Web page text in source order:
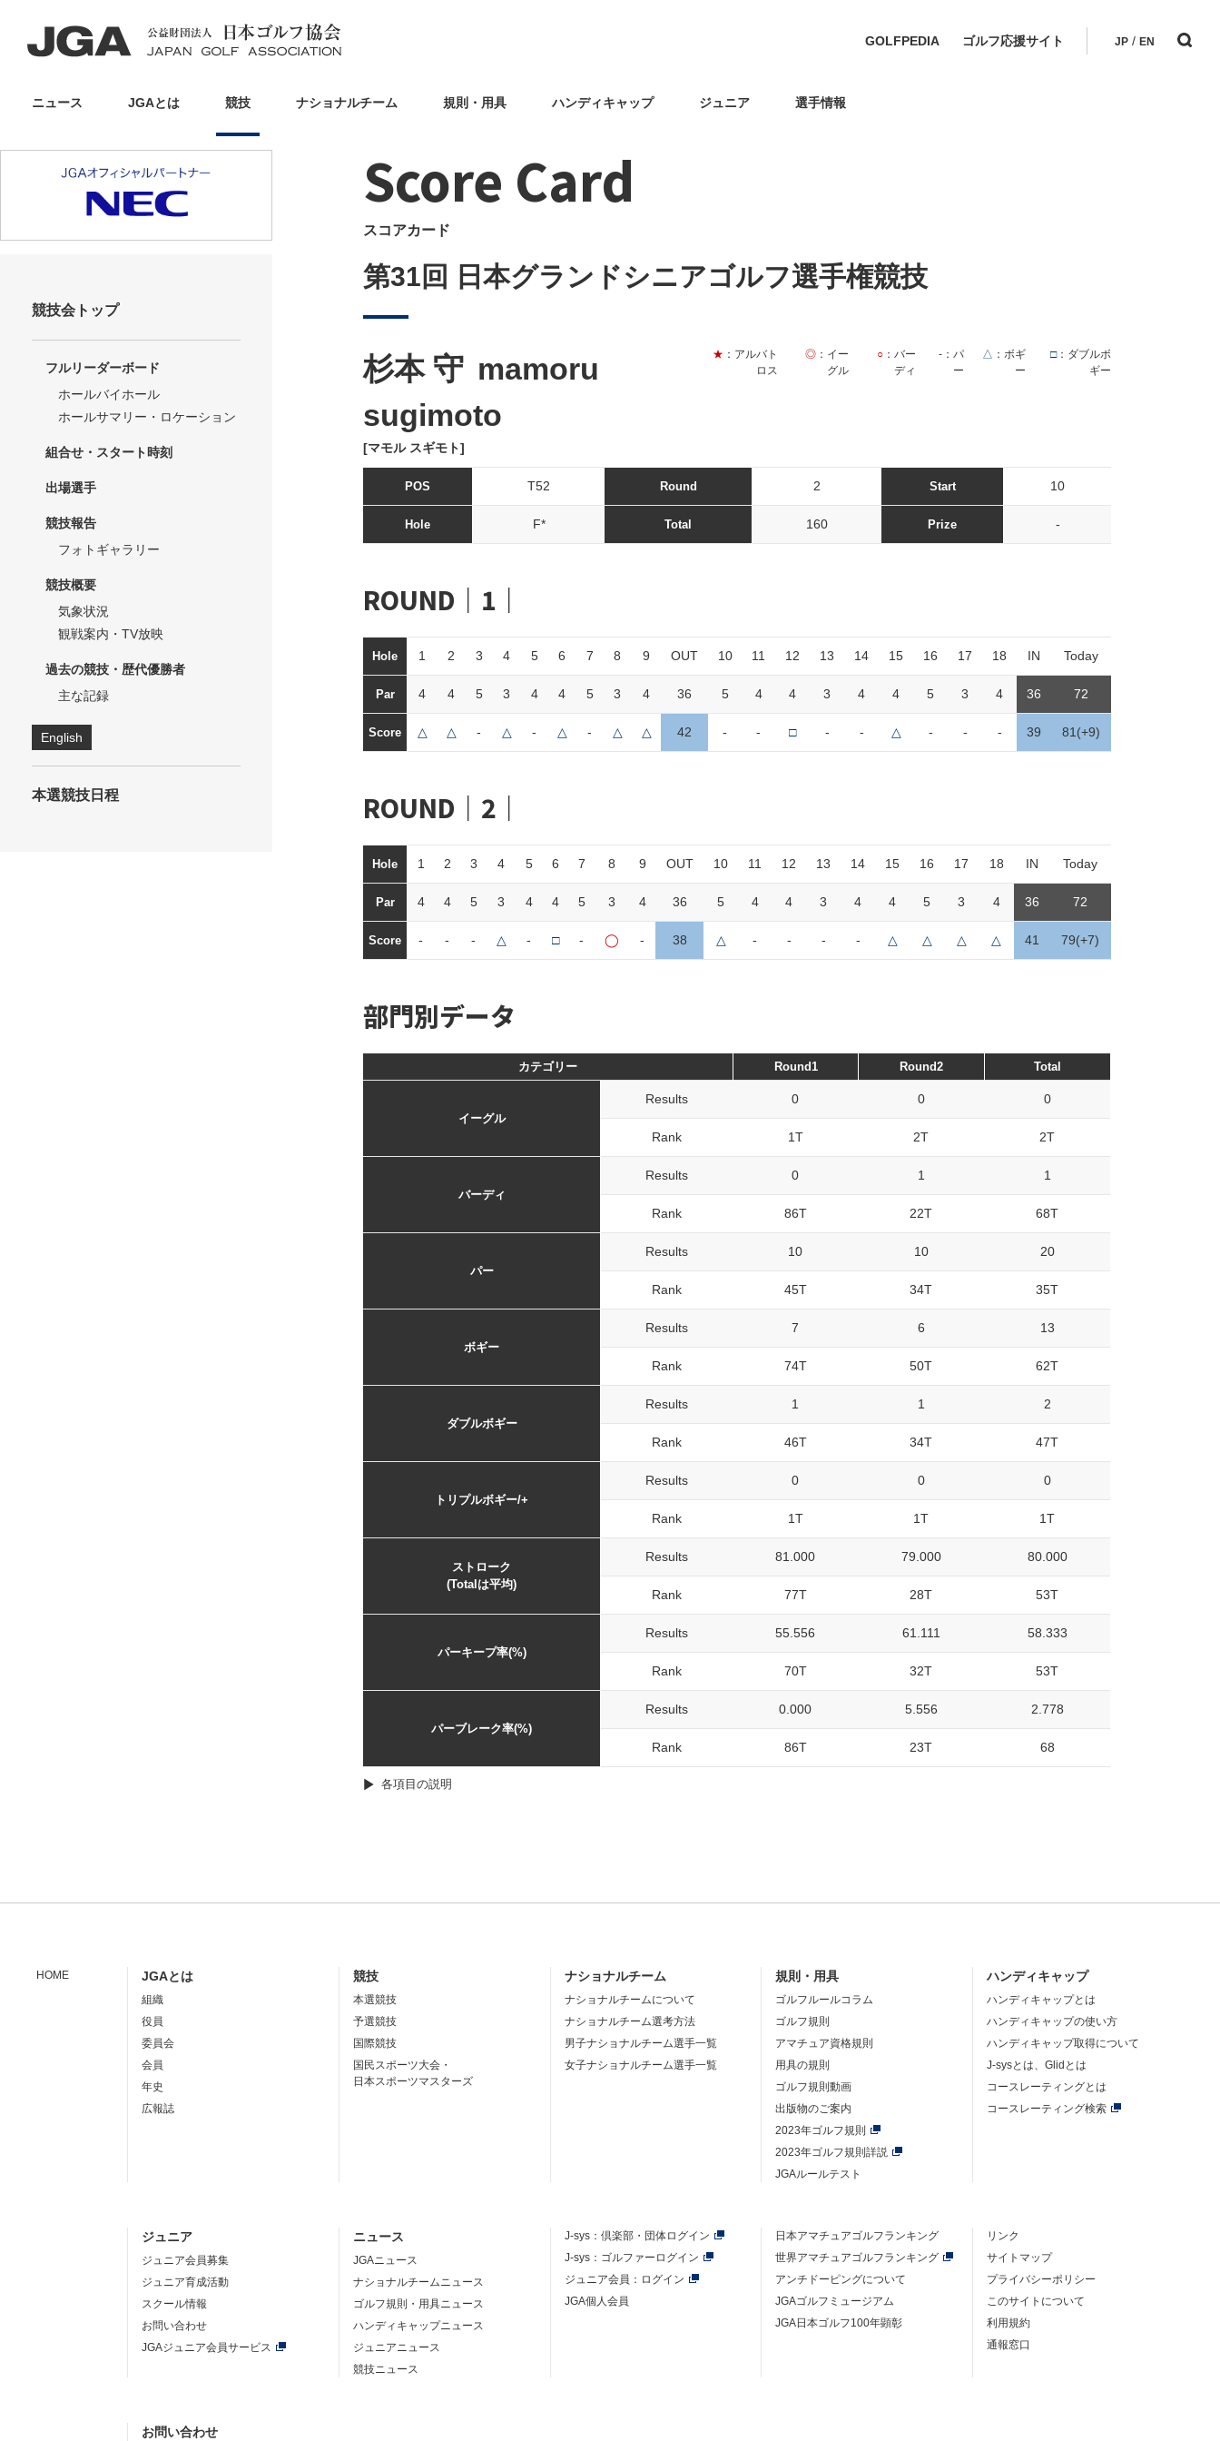
GOLFPEDIA ゴルフ応援サイト JP / EN
ニュース JGAとは 競技 ナショナルチーム 規則・用具 ハンディキャップ ジュニア 選手情報
Score Card
スコアカード
第31回 日本グランドシニアゴルフ選手権競技
杉本 守 mamoru
sugimoto
[マモル スギモト]
★ ：アルバト
ロス
◎ ：イー
グル
○ ：バー
ディ
-：パ
ー
△ ：ボギ
ー
□：ダブルボ
ギー
POS T52 Round 2 Start 10
Hole F* Total 160 Prize -
ROUND｜1｜
Hole 1 2 3 4 5 6 7 8 9 OUT 10 11 12 13 14 15 16 17 18 IN Today
Par 4 4 5 3 4 4 5 3 4 36 5 4 4 3 4 4 5 3 4 36 72
Score △ △ - △ - △ - △ △ 42 - - □ - - △ - - - 39 81(+9)
ROUND｜2｜
Hole 1 2 3 4 5 6 7 8 9 OUT 10 11 12 13 14 15 16 17 18 IN Today
Par 4 4 5 3 4 4 5 3 4 36 5 4 4 3 4 4 5 3 4 36 72
Score - - - △ - □ - ◯ - 38 △ - - - - △ △ △ △ 41 79(+7)
部門別データ
カテゴリー Round1 Round2 Total
イーグル
Results 0 0 0
Rank 1T 2T 2T
バーディ
Results 0 1 1
Rank 86T 22T 68T
パー
Results 10 10 20
Rank 45T 34T 35T
ボギー
Results 7 6 13
Rank 74T 50T 62T
ダブルボギー
Results 1 1 2
Rank 46T 34T 47T
トリプルボギー/+
Results 0 0 0
Rank 1T 1T 1T
ストローク
(Totalは平均)
Results 81.000 79.000 80.000
Rank 77T 28T 53T
パーキープ率(%)
Results 55.556 61.111 58.333
Rank 70T 32T 53T
パーブレーク率(%)
Results 0.000 5.556 2.778
Rank 86T 23T 68
各項目の説明
競技会トップ
フルリーダーボード
ホールバイホール
ホールサマリー・ロケーション
組合せ・スタート時刻
出場選手
競技報告
フォトギャラリー
競技概要
気象状況
観戦案内・TV放映
過去の競技・歴代優勝者
主な記録
English
本選競技日程
HOME JGAとは
組織
役員
委員会
会員
年史
広報誌
競技
本選競技
予選競技
国際競技
国民スポーツ大会・
日本スポーツマスターズ
ナショナルチーム
ナショナルチームについて
ナショナルチーム選考方法
男子ナショナルチーム選手一覧
女子ナショナルチーム選手一覧
規則・用具
ゴルフルールコラム
ゴルフ規則
アマチュア資格規則
用具の規則
ゴルフ規則動画
出版物のご案内
2023年ゴルフ規則
2023年ゴルフ規則詳説
JGAルールテスト
ハンディキャップ
ハンディキャップとは
ハンディキャップの使い方
ハンディキャップ取得について
J-sysとは、Glidとは
コースレーティングとは
コースレーティング検索
ジュニア
ジュニア会員募集
ジュニア育成活動
スクール情報
お問い合わせ
JGAジュニア会員サービス
ニュース
JGAニュース
ナショナルチームニュース
ゴルフ規則・用具ニュース
ハンディキャップニュース
ジュニアニュース
競技ニュース
J-sys： 倶楽部・団体ログイン
J-sys：ゴルファーログイン
ジュニア会員：ログイン
JGA個人会員
日本アマチュアゴルフランキング
世界アマチュアゴルフランキング
アンチドーピングについて
JGAゴルフミュージアム
JGA日本ゴルフ100年顕彰
リンク
サイトマップ
プライバシーポリシー
このサイトについて
利用規約
通報窓口
お問い合わせ